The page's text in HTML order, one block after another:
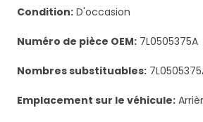
Condition: D'occasion
Numéro de pièce OEM: 7L0505375A
Nombres substituables:
Emplacement sur le véhicule: